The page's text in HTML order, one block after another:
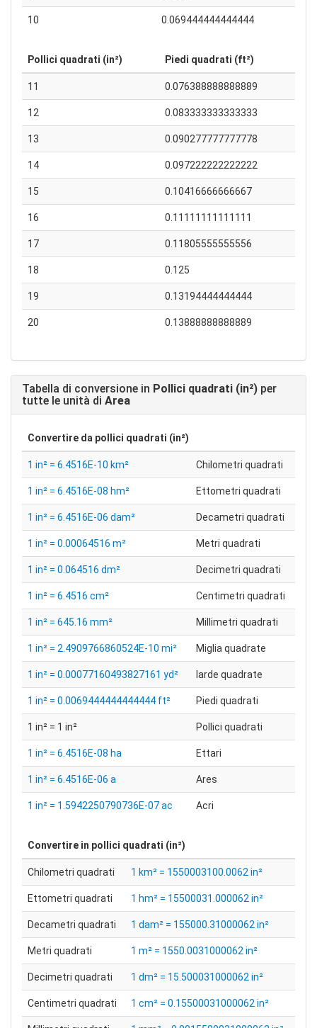
10 0.069444444444444
Pollici quadrati (in²) Piedi quadrati (ft²)
11 0.076388888888889
12 0.083333333333333
13 0.090277777777778
14 0.097222222222222
15 0.10416666666667
16 0.11111111111111
17 0.11805555555556
18 0.125
19 0.13194444444444
20 0.13888888888889
Tabella di conversione in Pollici quadrati (in²) per
tutte le unità di Area
Convertire da pollici quadrati (in²)
1 in² = 6.4516E-10 km² Chilometri quadrati
1 in² = 6.4516E-08 hm² Ettometri quadrati
1 in² = 6.4516E-06 dam² Decametri quadrati
1 in² = 0.00064516 m² Metri quadrati
1 in² = 0.064516 dm² Decimetri quadrati
1 in² = 6.4516 cm² Centimetri quadrati
1 in² = 645.16 mm² Millimetri quadrati
1 in² = 2.4909766860524E-10 mi² Miglia quadrate
1 in² = 0.00077160493827161 yd² Iarde quadrate
1 in² = 0.0069444444444444 ft² Piedi quadrati
1 in² = 1 in² Pollici quadrati
1 in² = 6.4516E-08 ha Ettari
1 in² = 6.4516E-06 a Ares
1 in² = 1.5942250790736E-07 ac Acri
Convertire in pollici quadrati (in²)
Chilometri quadrati 1 km² = 1550003100.0062 in²
Ettometri quadrati 1 hm² = 15500031.000062 in²
Decametri quadrati 1 dam² = 155000.31000062 in²
Metri quadrati 1 m² = 1550.0031000062 in²
Decimetri quadrati 1 dm² = 15.500031000062 in²
Centimetri quadrati 1 cm² = 0.15500031000062 in²